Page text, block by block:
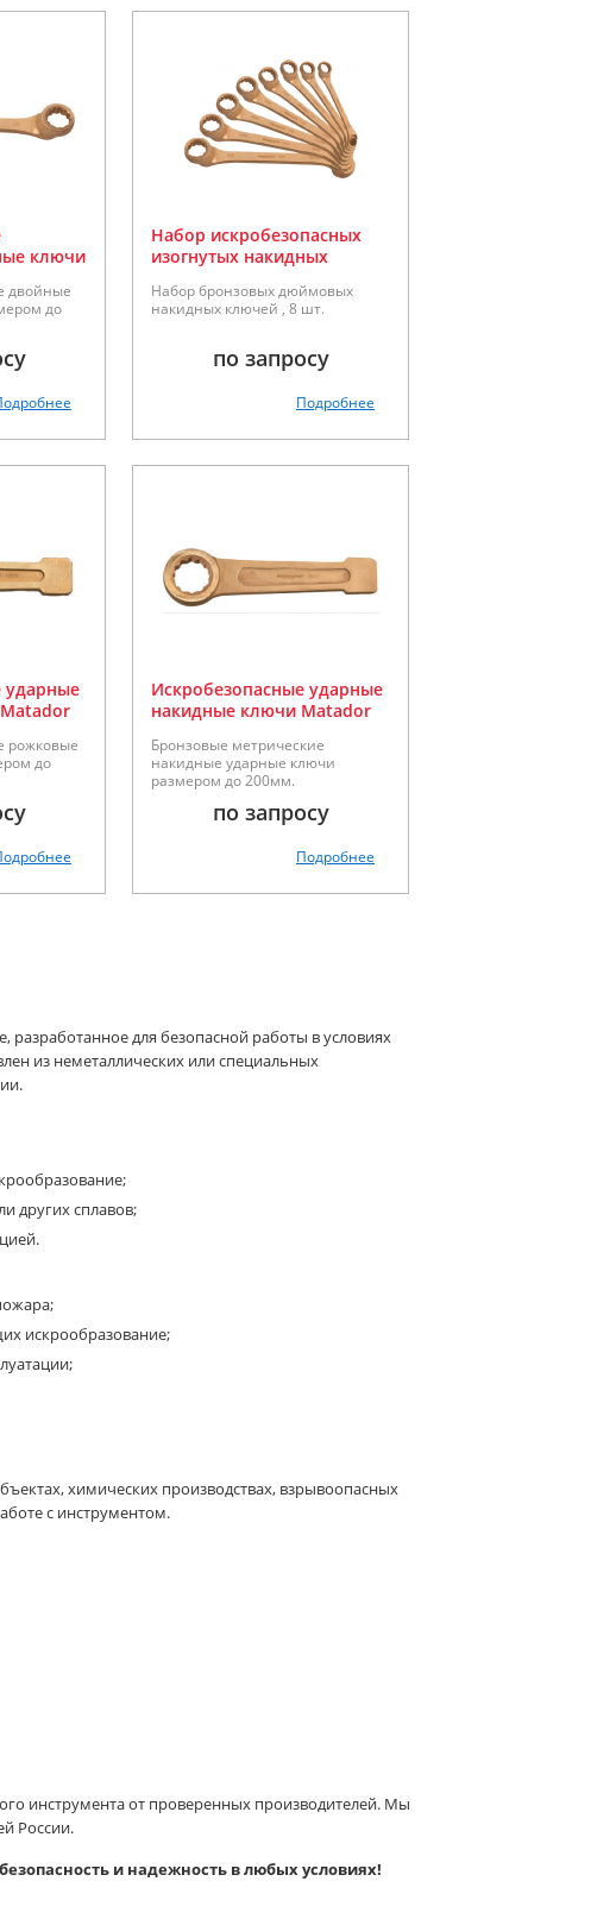
ключи
двойные
до
Набор искробезопасных
изогнутых накидных
серии 70200
Набор бронзовых дюймовых
накидных ключей , 8 шт.
по запросу
Подробнее
ударные
рожковые
до
Искробезопасные ударные
накидные ключи Matador
Бронзовые метрические
накидные ударные ключи
размером до 200мм.
по запросу
Подробнее
для безопасной работы в условиях
из неметаллических или специальных
других сплавов;
искрообразование;
химических производствах, взрывоопасных
с инструментом.
инструмента от проверенных производителей. Мы
России.
и надежность в любых условиях!